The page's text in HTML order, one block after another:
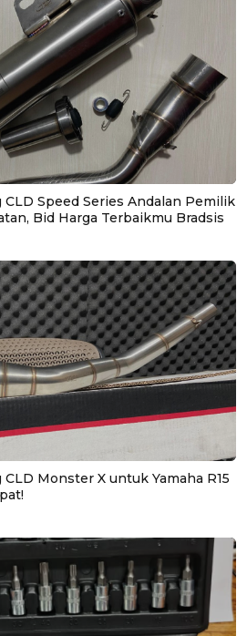
Speed Series Andalan Pemilik
Bid Harga Terbaikmu Bradsis
Monster X untuk Yamaha R15